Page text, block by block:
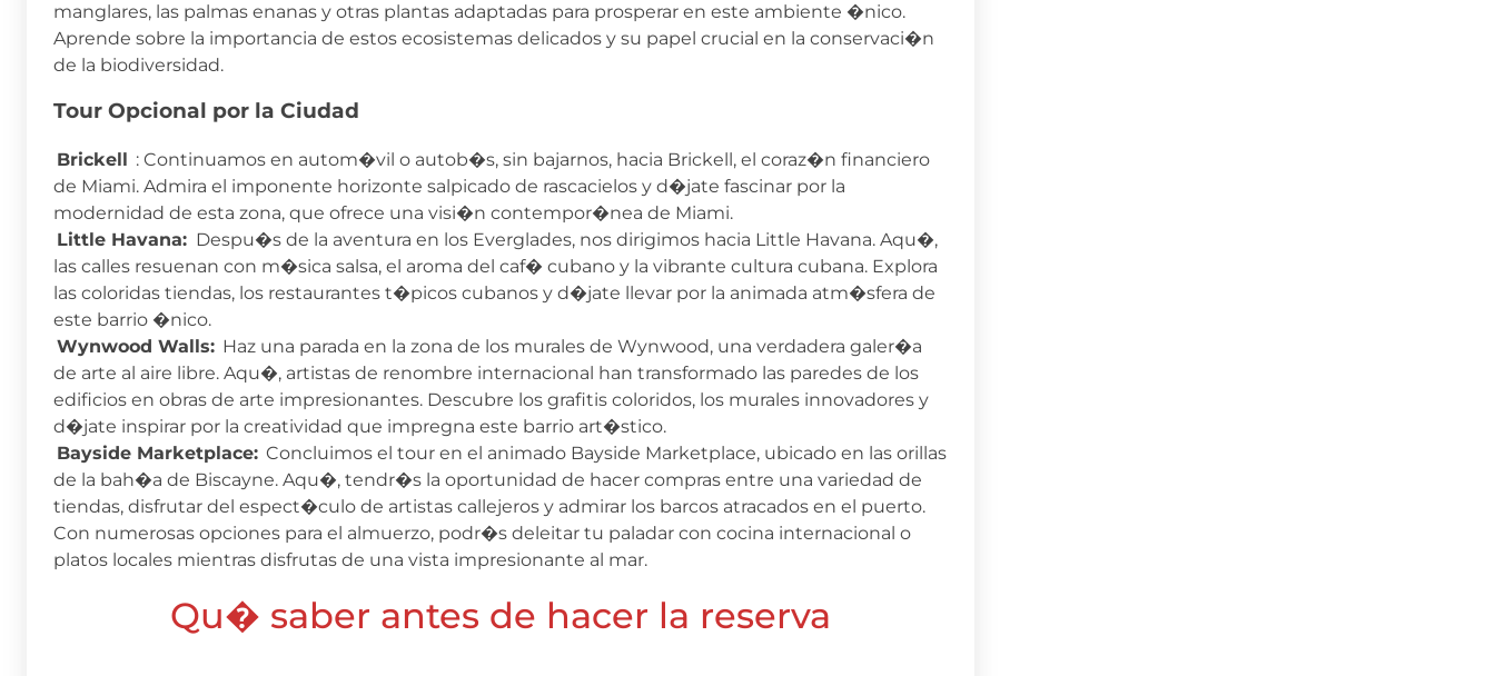
manglares, las palmas enanas y otras plantas adaptadas para prosperar en este ambiente �nico.
Aprende sobre la importancia de estos ecosistemas delicados y su papel crucial en la conservaci�n
de la biodiversidad.
Tour Opcional por la Ciudad
Brickell : Continuamos en autom�vil o autob�s, sin bajarnos, hacia Brickell, el coraz�n financiero
de Miami. Admira el imponente horizonte salpicado de rascacielos y d�jate fascinar por la
modernidad de esta zona, que ofrece una visi�n contempor�nea de Miami.
Little Havana: Despu�s de la aventura en los Everglades, nos dirigimos hacia Little Havana. Aqu�,
las calles resuenan con m�sica salsa, el aroma del caf� cubano y la vibrante cultura cubana. Explora
las coloridas tiendas, los restaurantes t�picos cubanos y d�jate llevar por la animada atm�sfera de
este barrio �nico.
Wynwood Walls: Haz una parada en la zona de los murales de Wynwood, una verdadera galer�a
de arte al aire libre. Aqu�, artistas de renombre internacional han transformado las paredes de los
edificios en obras de arte impresionantes. Descubre los grafitis coloridos, los murales innovadores y
d�jate inspirar por la creatividad que impregna este barrio art�stico.
Bayside Marketplace: Concluimos el tour en el animado Bayside Marketplace, ubicado en las orillas
de la bah�a de Biscayne. Aqu�, tendr�s la oportunidad de hacer compras entre una variedad de
tiendas, disfrutar del espect�culo de artistas callejeros y admirar los barcos atracados en el puerto.
Con numerosas opciones para el almuerzo, podr�s deleitar tu paladar con cocina internacional o
platos locales mientras disfrutas de una vista impresionante al mar.
Qu� saber antes de hacer la reserva